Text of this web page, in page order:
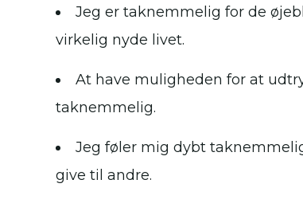
Jeg er taknemmelig for de
virkelig nyde livet.
At have muligheden for at
taknemmelig.
Jeg føler mig dybt
give til andre.